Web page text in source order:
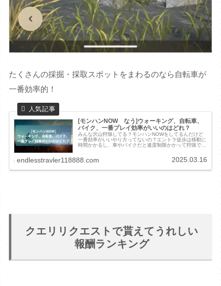
たくさんの採掘・採取スポットをまわるのなら自転車が
一番効率的！
[モンハンNOW なう]ウォーキング、自転車、
バイク、一番プレイ効率がいいのはどれ？
みんな沢山狩猟してる？モンハンNOWをしてるんだけど
一番効率がいいやり方ってないの？エントラ徒歩は移動に
時間かかるし、車やバイクだと速度制限かかって狩猟でき
endlesstravler118888.com 2025.03.16
クエリリクエストで貰えてうれしい
報酬ランキング